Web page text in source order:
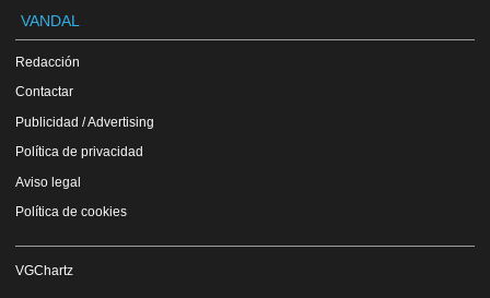
VANDAL
Redacción
Contactar
Publicidad / Advertising
Política de privacidad
Aviso legal
Política de cookies
VGChartz